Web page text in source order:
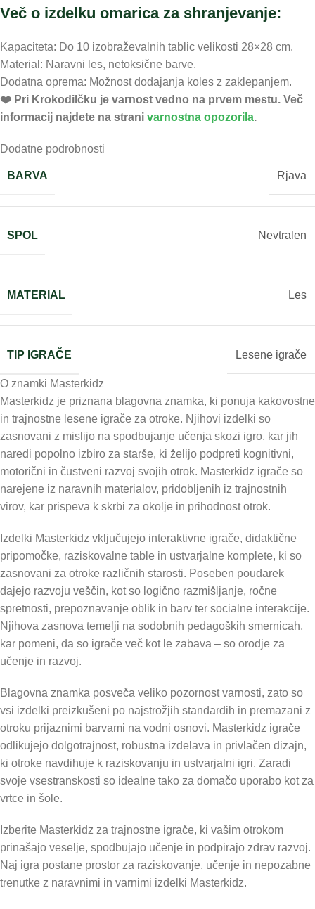
Več o izdelku omarica za shranjevanje:
Kapaciteta: Do 10 izobraževalnih tablic velikosti 28×28 cm.
Material: Naravni les, netoksične barve.
Dodatna oprema: Možnost dodajanja koles z zaklepanjem.
❤️ ️Pri Krokodilčku je varnost vedno na prvem mestu. Več
informacij najdete na strani varnostna opozorila.
Dodatne podrobnosti
BARVA Rjava
SPOL Nevtralen
MATERIAL Les
TIP IGRAČE Lesene igrače
O znamki Masterkidz
Masterkidz je priznana blagovna znamka, ki ponuja kakovostne
in trajnostne lesene igrače za otroke. Njihovi izdelki so
zasnovani z mislijo na spodbujanje učenja skozi igro, kar jih
naredi popolno izbiro za starše, ki želijo podpreti kognitivni,
motorični in čustveni razvoj svojih otrok. Masterkidz igrače so
narejene iz naravnih materialov, pridobljenih iz trajnostnih
virov, kar prispeva k skrbi za okolje in prihodnost otrok.
Izdelki Masterkidz vključujejo interaktivne igrače, didaktične
pripomočke, raziskovalne table in ustvarjalne komplete, ki so
zasnovani za otroke različnih starosti. Poseben poudarek
dajejo razvoju veščin, kot so logično razmišljanje, ročne
spretnosti, prepoznavanje oblik in barv ter socialne interakcije.
Njihova zasnova temelji na sodobnih pedagoških smernicah,
kar pomeni, da so igrače več kot le zabava – so orodje za
učenje in razvoj.
Blagovna znamka posveča veliko pozornost varnosti, zato so
vsi izdelki preizkušeni po najstrožjih standardih in premazani z
otroku prijaznimi barvami na vodni osnovi. Masterkidz igrače
odlikujejo dolgotrajnost, robustna izdelava in privlačen dizajn,
ki otroke navdihuje k raziskovanju in ustvarjalni igri. Zaradi
svoje vsestranskosti so idealne tako za domačo uporabo kot za
vrtce in šole.
Izberite Masterkidz za trajnostne igrače, ki vašim otrokom
prinašajo veselje, spodbujajo učenje in podpirajo zdrav razvoj.
Naj igra postane prostor za raziskovanje, učenje in nepozabne
trenutke z naravnimi in varnimi izdelki Masterkidz.